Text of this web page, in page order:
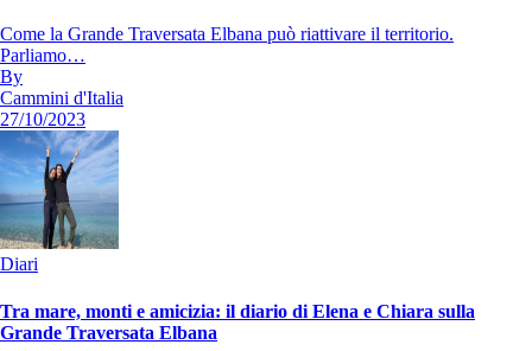
Come la Grande Traversata Elbana può riattivare il territorio.
Parliamo…
By
Cammini d'Italia
27/10/2023
Diari
Tra mare, monti e amicizia: il diario di Elena e Chiara sulla
Grande Traversata Elbana